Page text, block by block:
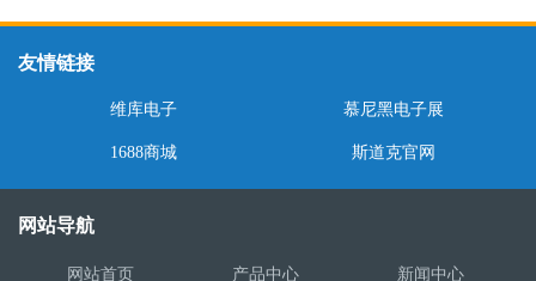
友情链接
维库电子 慕尼黑电子展
1688商城 斯道克官网
网站导航
网站首页 产品中心 新闻中心